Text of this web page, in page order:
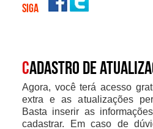
SIGA
Cadastro de
Agora, você terá acesso
extra e as atualizações
Basta inserir as
cadastrar. Em caso de